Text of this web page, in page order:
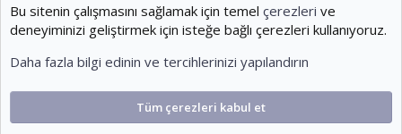
1,954
Son üye
KOEditor
Cookies Ko-ParsV2 Türkçe (TR)
Bu sitenin çalışmasını sağlamak için temel çerezleri ve
deneyiminizi geliştirmek için isteğe bağlı çerezleri kullanıyoruz.
Daha fazla bilgi edinin ve tercihlerinizi yapılandırın
Tüm çerezleri kabul et